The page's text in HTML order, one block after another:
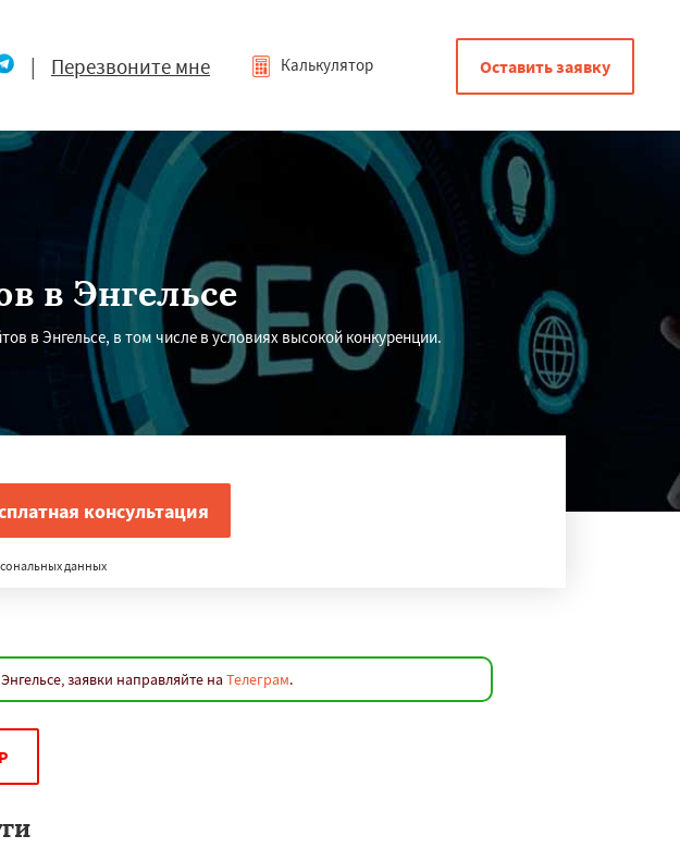
| Перезвоните мне Калькулятор Оставить заявку
в Энгельсе
в Энгельсе, в том числе в условиях высокой конкуренции.
данных
заявки направляйте на Телеграм.